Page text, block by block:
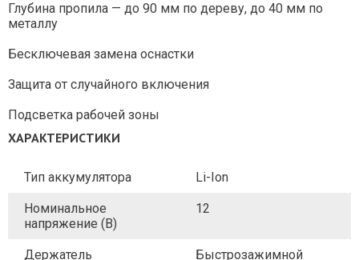
Глубина пропила — до 90 мм по дереву, до 40 мм по
металлу
Бесключевая замена оснастки
Защита от случайного включения
Подсветка рабочей зоны
ХАРАКТЕРИСТИКИ
Тип аккумулятора Li-Ion
Номинальное
напряжение (В)
12
Держатель
Быстрозажимной